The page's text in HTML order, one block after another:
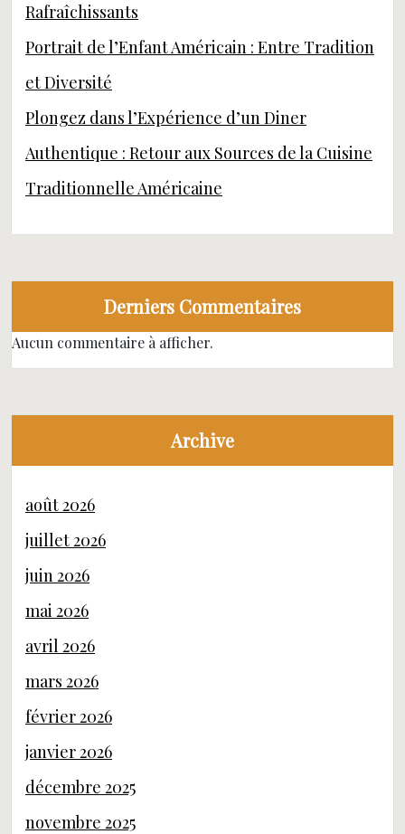
Rafraîchissants
Portrait de l’Enfant Américain : Entre Tradition
et Diversité
Plongez dans l’Expérience d’un Diner
Authentique : Retour aux Sources de la Cuisine
Traditionnelle Américaine
Derniers Commentaires
Aucun commentaire à afficher.
Archive
août 2026
juillet 2026
juin 2026
mai 2026
avril 2026
mars 2026
février 2026
janvier 2026
décembre 2025
novembre 2025